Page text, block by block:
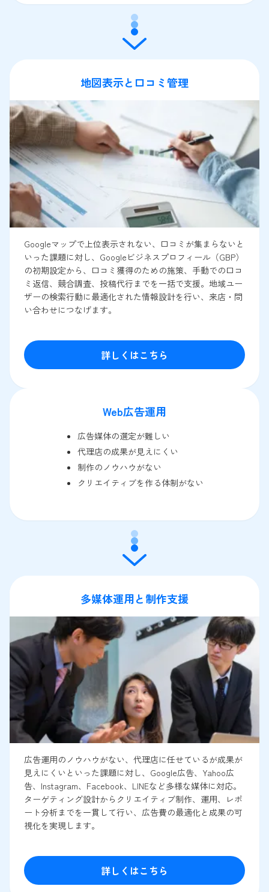
地図表示と口コミ管理
Googleマップで上位表示されない、口コミが集まらないと
いった課題に対し、Googleビジネスプロフィール（GBP）
の初期設定から、口コミ獲得のための施策、手動での口コ
ミ返信、競合調査、投稿代行までを一括で支援。地域ユー
ザーの検索行動に最適化された情報設計を行い、来店・問
い合わせにつなげます。
詳しくはこちら
Web広告運用
広告媒体の選定が難しい
代理店の成果が見えにくい
制作のノウハウがない
クリエイティブを作る体制がない
多媒体運用と制作支援
広告運用のノウハウがない、代理店に任せているが成果が
見えにくいといった課題に対し、Google広告、Yahoo広
告、Instagram、Facebook、LINEなど多様な媒体に対応。
ターゲティング設計からクリエイティブ制作、運用、レポ
ート分析までを一貫して行い、広告費の最適化と成果の可
視化を実現します。
詳しくはこちら